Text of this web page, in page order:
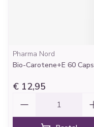
Pharma Nord
Bio-Carotene+E 60 Caps
€ 12,95